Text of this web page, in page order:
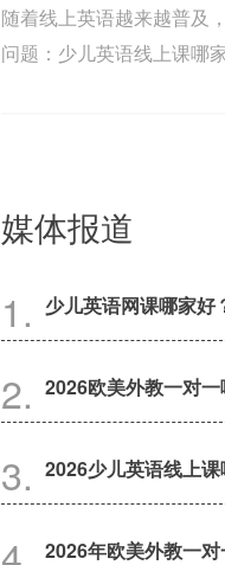
随着线上英语越来越普及
问题：少儿英语线上课哪
媒体报道
少儿英语网课哪家好
2026欧美外教一对
2026少儿英语线上
2026年欧美外教一